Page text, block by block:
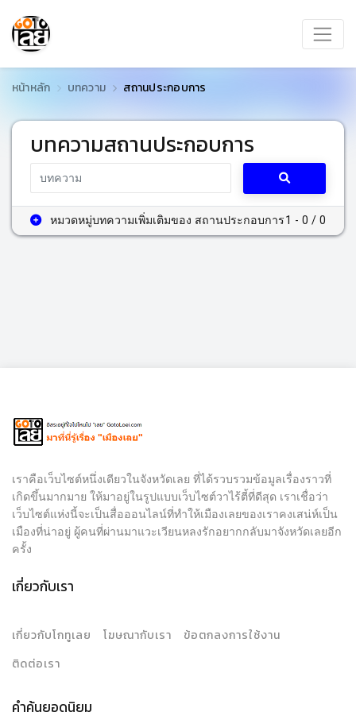
หน้าหลัก บทความ สถานประกอบการ
บทความสถานประกอบการ
1 - 0 / 0
หมวดหมู่บทความเพิ่มเติมของ สถานประกอบการ
เราคือเว็บไซต์หนึ่งเดียวในจังหวัดเลย ที่ได้รวบรวมข้อมูลเรื่องราวที่
เกิดขึ้นมากมาย ให้มาอยู่ในรูปแบบเว็บไซต์วาไร้ตี้ที่ดีสุด เราเชื่อว่า
เว็บไซต์แห่งนี้จะเป็นสื่อออนไลน์ที่ทำให้เมืองเลยของเราคงเสน่ห์เป็น
เมืองที่น่าอยู่ ผู้คนที่ผ่านมาแวะเวียนหลงรักอยากกลับมาจังหวัดเลยอีก
ครั้ง
เกี่ยวกับเรา
เกี่ยวกับโกทูเลย โฆษณากับเรา
ข้อตกลงการใช้งาน
ติดต่อเรา
คำค้นยอดนิยม